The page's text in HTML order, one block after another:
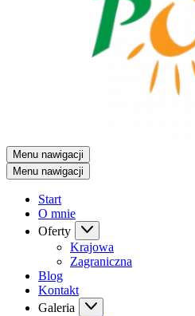
Menu nawigacji
Menu nawigacji
Start
O mnie
Oferty
Krajowa
Zagraniczna
Blog
Kontakt
Galeria